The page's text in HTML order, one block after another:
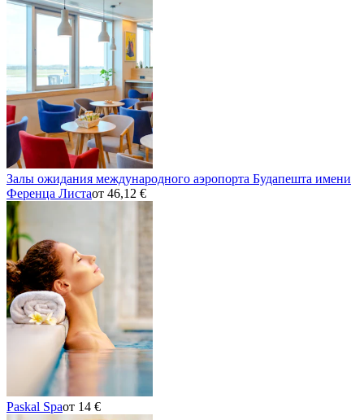
Залы ожидания международного аэропорта Будапешта имени
Ференца Листаот 46,12 €
Paskal Spaот 14 €